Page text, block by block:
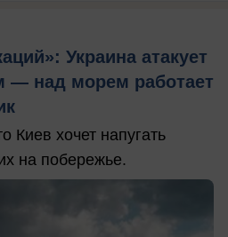
Украина атакует
— над морем работает
Киев хочет напугать
на побережье.